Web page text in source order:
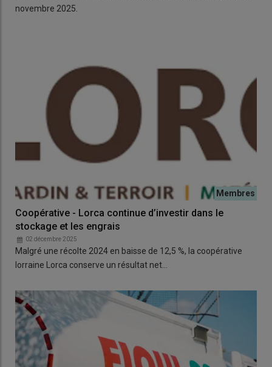
novembre 2025.
Coopérative - Lorca continue d’investir dans le
stockage et les engrais
02 décembre 2025
Malgré une récolte 2024 en baisse de 12,5 %, la coopérative
lorraine Lorca conserve un résultat net…